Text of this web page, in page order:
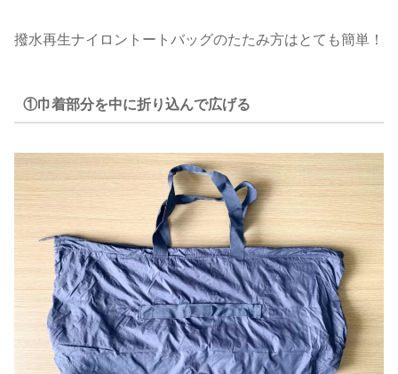
撥水再生ナイロントートバッグのたたみ方はとても簡単！
①巾着部分を中に折り込んで広げる